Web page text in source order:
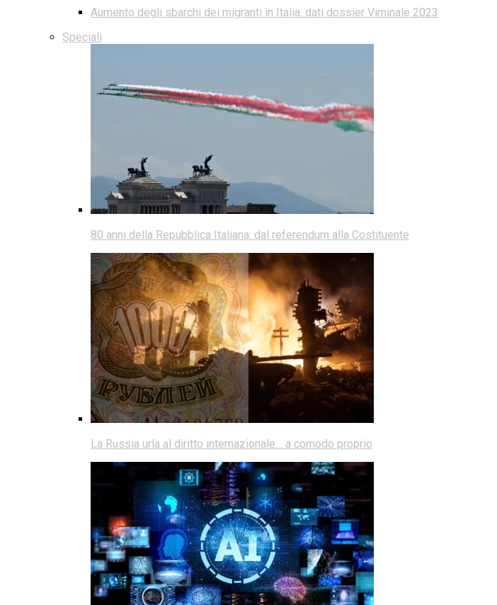
Aumento degli sbarchi dei migranti in Italia: dati dossier Viminale 2023
Speciali
80 anni della Repubblica Italiana: dal referendum alla Costituente
La Russia urla al diritto internazionale… a comodo proprio